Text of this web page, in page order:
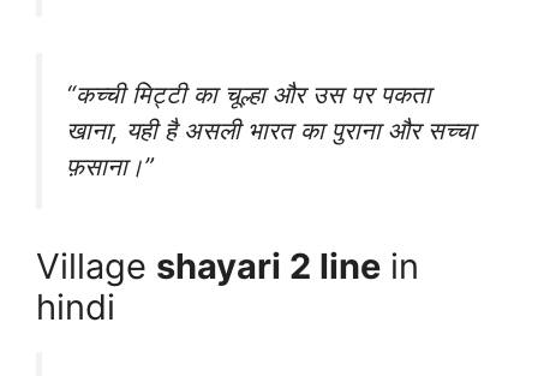
“कच्ची मिट्टी का चूल्हा और उस पर पकता
खाना, यही है असली भारत का पुराना और सच्चा
फ़साना।”
Village shayari 2 line in
hindi